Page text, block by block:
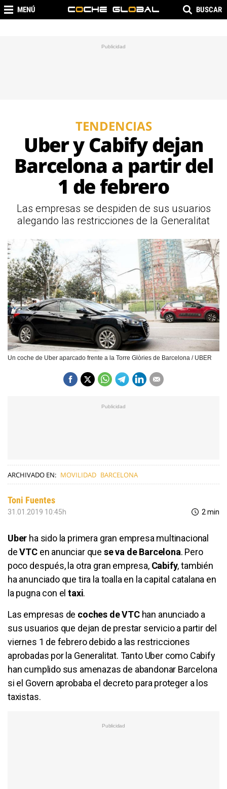
MENÚ BUSCAR
TENDENCIAS
Uber y Cabify dejan
Barcelona a partir del
1 de febrero
Las empresas se despiden de sus usuarios
alegando las restricciones de la Generalitat
Un coche de Uber aparcado frente a la Torre Glòries de Barcelona / UBER
ARCHIVADO EN: MOVILIDAD BARCELONA
Toni Fuentes
31.01.2019 10:45h 2 min
Uber ha sido la primera gran empresa multinacional
deVTC en anunciar que se va de Barcelona. Pero
poco después, la otra gran empresa, Cabify, también
ha anunciado que tira la toalla en la capital catalana en
la pugna con eltaxi.
Las empresas de coches de VTChan anunciado a
sus usuarios que dejan de prestar servicio a partir del
viernes 1 de febrero debido a las restricciones
aprobadas por la Generalitat. Tanto Uber como Cabify
han cumplido sus amenazas de abandonar Barcelona
si el Govern aprobaba el decreto para proteger a los
taxistas.